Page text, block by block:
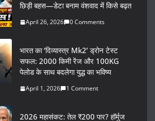
छिड़ी बहस—डेटा बनाम वंशवाद में किसे बढ़त
April 26, 2026 0 Comments
भारत का ‘दिव्यास्त्र Mk2’ ड्रोन टेस्ट
सफल: 2000 किमी रेंज और 100KG
पेलोड के साथ बदलेगा युद्ध का भविष्य
April 1, 2026 1 Comment
2026 महासंकट: तेल ₹200 पार? हॉर्मुज